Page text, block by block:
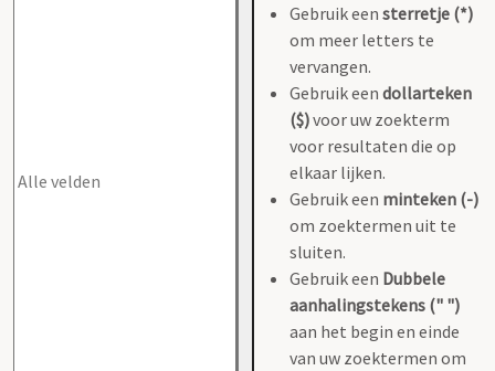
Gebruik een sterretje (*)
om meer letters te
vervangen.
Gebruik een dollarteken
($)voor uw zoekterm
voor resultaten die op
elkaar lijken.
Gebruik een minteken (-)
om zoektermen uit te
sluiten.
Gebruik een Dubbele
aanhalingstekens (" ")
aan het begin en einde
van uw zoektermen om